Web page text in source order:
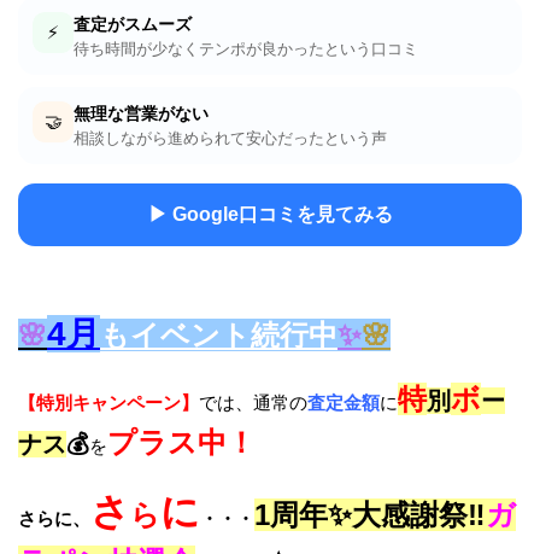
⚡ 査定がスムーズ
待ち時間が少なくテンポが良かったという口コミ
🤝 無理な営業がない
相談しながら進められて安心だったという声
▶ Google口コミを見てみる
🌸4月 もイベント続行中✨🌸
【特別キャンペーン】 では、通常の査定金額に特別ボー
ナス💰をプラス中！
さらに、 さ ら に ・・・ 1周年✨大感謝祭‼️ガ